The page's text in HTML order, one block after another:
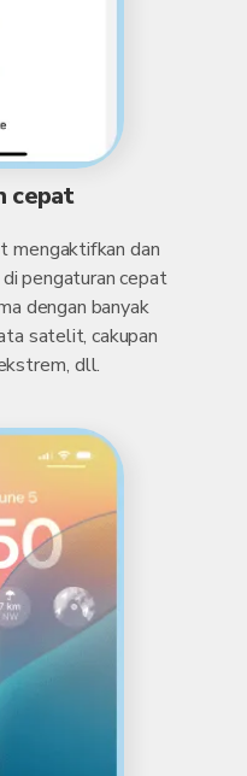
cepat
mengaktifkan dan
pengaturan cepat
dengan banyak
satelit, cakupan
dll.